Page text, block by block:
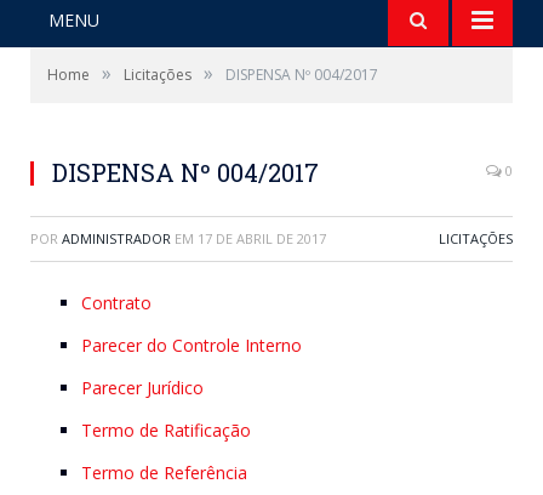
MENU
Home » Licitações » DISPENSA Nº 004/2017
DISPENSA Nº 004/2017 0
POR ADMINISTRADOR EM 17 DE ABRIL DE 2017 LICITAÇÕES
Contrato
Parecer do Controle Interno
Parecer Jurídico
Termo de Ratificação
Termo de Referência